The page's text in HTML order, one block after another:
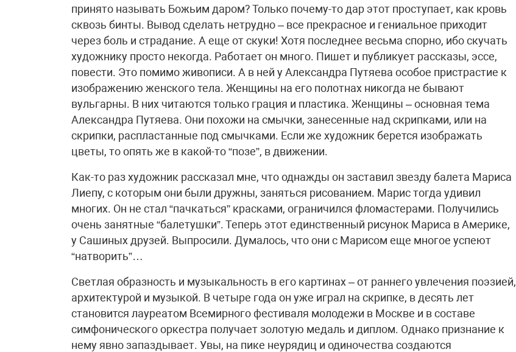
принято называть Божьим даром? Только почему-то дар этот проступает, как кровь
сквозь бинты. Вывод сделать нетрудно – все прекрасное и гениальное приходит
через боль и страдание. А еще от скуки! Хотя последнее весьма спорно, ибо скучать
художнику просто некогда. Работает он много. Пишет и публикует рассказы, эссе,
повести. Это помимо живописи. А в ней у Александра Путяева особое пристрастие к
изображению женского тела. Женщины на его полотнах никогда не бывают
вульгарны. В них читаются только грация и пластика. Женщины – основная тема
Александра Путяева. Они похожи на смычки, занесенные над скрипками, или на
скрипки, распластанные под смычками. Если же художник берется изображать
цветы, то опять же в какой-то “позе”, в движении.
Как-то раз художник рассказал мне, что однажды он заставил звезду балета Мариса
Лиепу, с которым они были дружны, заняться рисованием. Марис тогда удивил
многих. Он не стал “пачкаться” красками, ограничился фломастерами. Получились
очень занятные “балетушки”. Теперь этот единственный рисунок Мариса в Америке,
у Сашиных друзей. Выпросили. Думалось, что они с Марисом еще многое успеют
“натворить”…
Светлая образность и музыкальность в его картинах – от раннего увлечения поэзией,
архитектурой и музыкой. В четыре года он уже играл на скрипке, в десять лет
становится лауреатом Всемирного фестиваля молодежи в Москве и в составе
симфонического оркестра получает золотую медаль и диплом. Однако признание к
нему явно запаздывает. Увы, на пике неурядиц и одиночества создаются